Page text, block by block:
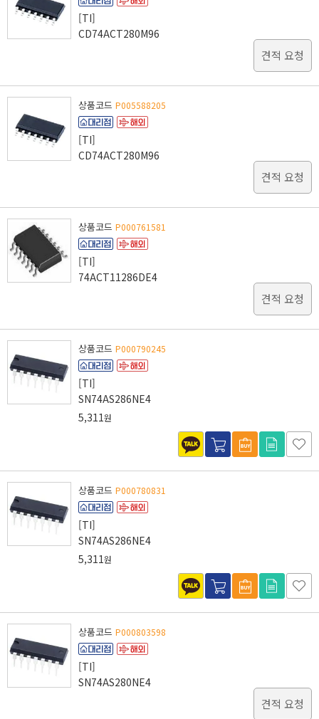
[TI]
CD74ACT280M96
견적 요청
상품코드 P005588205
[TI]
CD74ACT280M96
견적 요청
상품코드 P000761581
[TI]
74ACT11286DE4
견적 요청
상품코드 P000790245
[TI]
SN74AS286NE4
5,311원
상품코드 P000780831
[TI]
SN74AS286NE4
5,311원
상품코드 P000803598
[TI]
SN74AS280NE4
견적 요청